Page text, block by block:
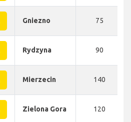
Gniezno 75
Rydzyna 90
Mierzecin 140
Zielona Gora 120